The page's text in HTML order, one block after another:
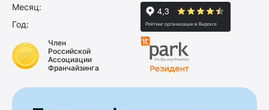
Месяц:
Год:
Член
Российской
Ассоциации
Франчайзинга